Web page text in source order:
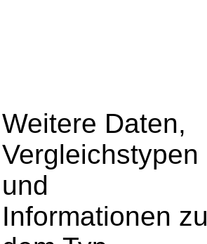
Weitere Daten,
Vergleichstypen
und
Informationen zu